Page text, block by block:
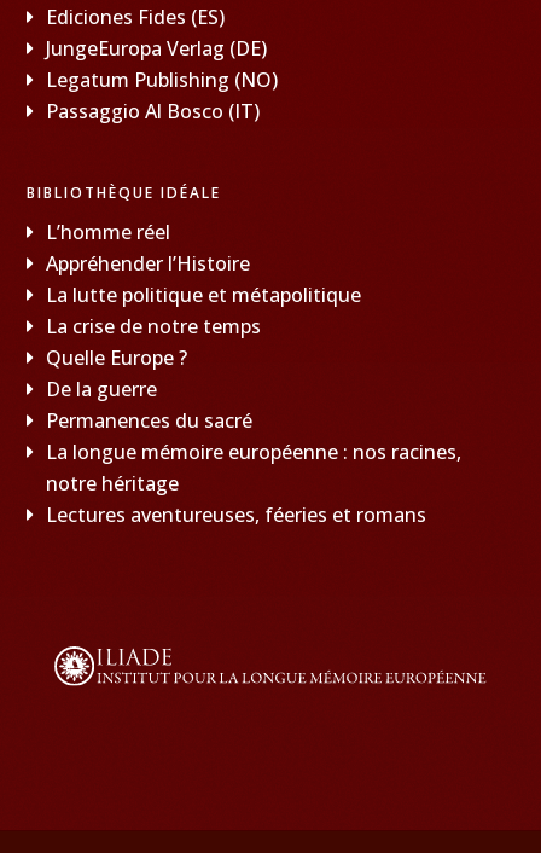
Ediciones Fides (ES)
JungeEuropa Verlag (DE)
Legatum Publishing (NO)
Passaggio Al Bosco (IT)
BIBLIOTHÈQUE IDÉALE
L’homme réel
Appréhender l’Histoire
La lutte politique et métapolitique
La crise de notre temps
Quelle Europe ?
De la guerre
Permanences du sacré
La longue mémoire européenne : nos racines,
notre héritage
Lectures aventureuses, féeries et romans